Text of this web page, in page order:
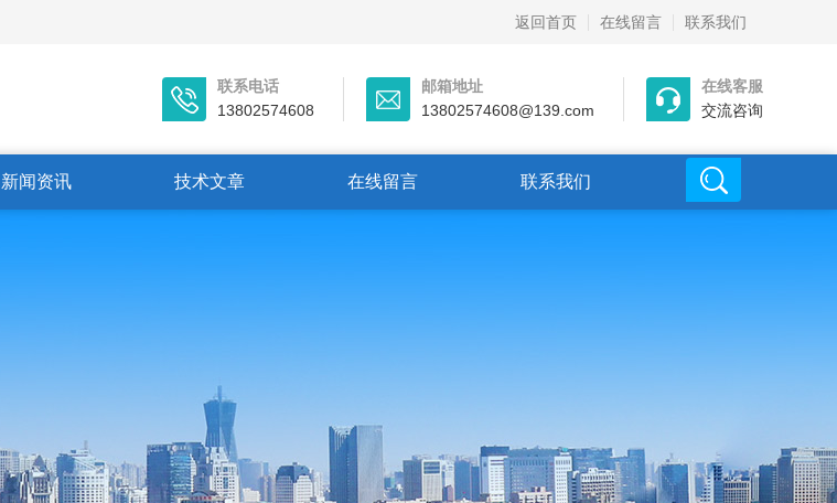
返回首页 在线留言 联系我们
联系电话
13802574608
邮箱地址
13802574608@139.com
在线客服
交流咨询
新闻资讯 技术文章 在线留言 联系我们